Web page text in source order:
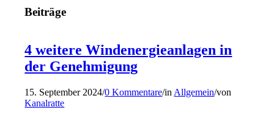
Beiträge
4 weitere Windenergieanlagen in
der Genehmigung
15. September 2024/0 Kommentare/in Allgemein/von
Kanalratte